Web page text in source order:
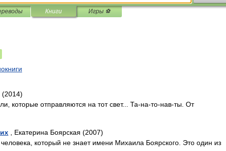
Книги Игры ⚽
(2014)
которые отправляются на тот свет... Та-на-то-нав-ты. От
, Екатерина Боярская (2007)
который не знает имени Михаила Боярского. Это один из